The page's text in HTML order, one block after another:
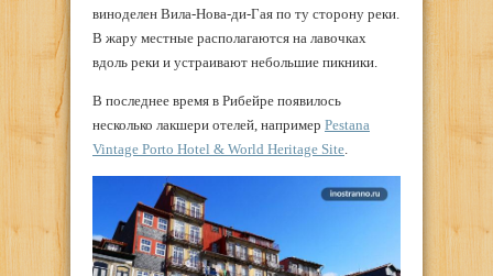
виноделен Вила-Нова-ди-Гая по ту сторону реки.
В жару местные располагаются на лавочках
вдоль реки и устраивают небольшие пикники.
В последнее время в Рибейре появилось
несколько лакшери отелей, например Pestana
Vintage Porto Hotel & World Heritage Site.